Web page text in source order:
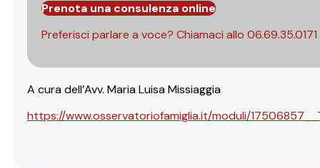
Prenota una consulenza online
Preferisci parlare a voce? Chiamaci allo 06.69.35.0171
A cura dell’Avv. Maria Luisa Missiaggia
https://www.osservatoriofamiglia.it/moduli/